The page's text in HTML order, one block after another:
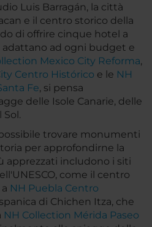
Luis Barragán, la città
e il centro storico della
di offrire cinque hotel a
adattano ad ogni budget e
Mexico City Reforma,
Centro Histórico e le NH
Fe, si pensa
delle Isole Canarie, delle
Sol.
trovare monumenti
per approfondirne la
apprezzati includono i siti
come il centro
NH Puebla Centro
di Chichen Itza, che
NH Collection Mérida Paseo